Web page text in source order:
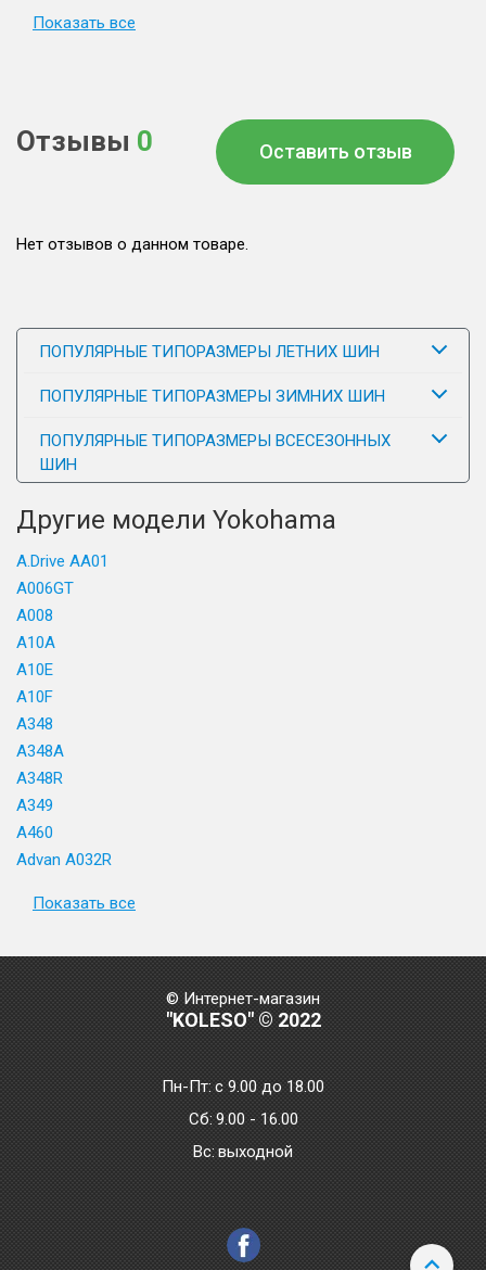
Показать все
Отзывы 0 Оставить отзыв
Нет отзывов о данном товаре.
ПОПУЛЯРНЫЕ ТИПОРАЗМЕРЫ ЛЕТНИХ ШИН
ПОПУЛЯРНЫЕ ТИПОРАЗМЕРЫ ЗИМНИХ ШИН
ПОПУЛЯРНЫЕ ТИПОРАЗМЕРЫ ВСЕСЕЗОННЫХ
ШИН
Другие модели Yokohama
A.Drive AA01
A006GT
A008
A10A
A10E
A10F
A348
A348A
A348R
A349
A460
Advan A032R
Показать все
© Интернет-магазин
"KOLESO" © 2022
Пн-Пт:с 9.00 до 18.00
Сб: 9.00 - 16.00
Bc: выходной